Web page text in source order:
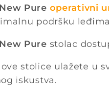
Pure operativni
podršku
Pure stolac
stolice ulažete u
iskustva.